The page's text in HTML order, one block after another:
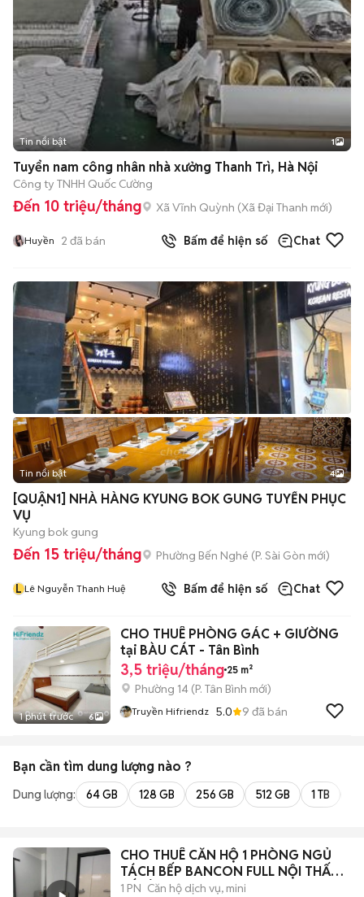
Tin nổi bật 1
Tuyển nam công nhân nhà xưởng Thanh Trì, Hà Nội
Công ty TNHH Quốc Cường
Đến 10 triệu/tháng Xã Vĩnh Quỳnh (Xã Đại Thanh mới)
Huyền 2 đã bán Bấm để hiện số Chat
Tin nổi bật 4
[QUẬN1] NHÀ HÀNG KYUNG BOK GUNG TUYỂN PHỤC
VỤ
Kyung bok gung
Đến 15 triệu/tháng Phường Bến Nghé (P. Sài Gòn mới)
L Lê Nguyễn Thanh Huệ Bấm để hiện số Chat
1 phút trước 6
CHO THUÊ PHÒNG GÁC + GIƯỜNG
tại BÀU CÁT - Tân Bình
3,5 triệu/tháng 25 m²
Phường 14 (P. Tân Bình mới)
Truyền Hifriendz 5.0 9 đã bán
Bạn cần tìm dung lượng nào ?
Dung lượng: 64 GB 128 GB 256 GB 512 GB 1 TB
CHO THUÊ CĂN HỘ 1 PHÒNG NGỦ
TÁCH BẾP BANCON FULL NỘI THẤT
KẾ BÊN Q10
1 PN Căn hộ dịch vụ, mini